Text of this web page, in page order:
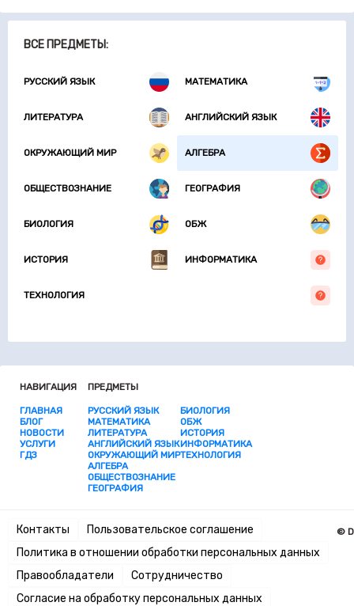
ВСЕ ПРЕДМЕТЫ:
РУССКИЙ ЯЗЫК МАТЕМАТИКА
ЛИТЕРАТУРА АНГЛИЙСКИЙ ЯЗЫК
ОКРУЖАЮЩИЙ МИР АЛГЕБРА
ОБЩЕСТВОЗНАНИЕ ГЕОГРАФИЯ
БИОЛОГИЯ ОБЖ
ИСТОРИЯ ИНФОРМАТИКА
ТЕХНОЛОГИЯ
НАВИГАЦИЯ
ГЛАВНАЯ
БЛОГ
НОВОСТИ
УСЛУГИ
ГДЗ
ПРЕДМЕТЫ
РУССКИЙ ЯЗЫК
МАТЕМАТИКА
ЛИТЕРАТУРА
АНГЛИЙСКИЙ ЯЗЫК
ОКРУЖАЮЩИЙ МИР
АЛГЕБРА
ОБЩЕСТВОЗНАНИЕ
ГЕОГРАФИЯ
БИОЛОГИЯ
ОБЖ
ИСТОРИЯ
ИНФОРМАТИКА
ТЕХНОЛОГИЯ
Контакты
Пользовательское соглашение
Политика в отношении обработки персональных данных
Правообладатели
Сотрудничество
Согласие на обработку персональных данных
©